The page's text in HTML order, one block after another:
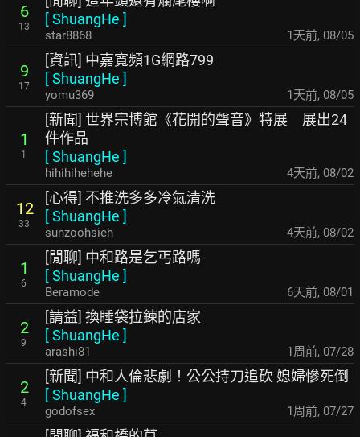
6
13
[ShuangHe ]
star8868 1天前, 08/05
9
17
[資訊] 中嘉寬頻1G網路799
[ShuangHe ]
yomu369 1天前, 08/05
1
1
[新聞] 世界宗博館《花開的聲音》特展 展出24
件作品
[ShuangHe ]
hihihihehehe 4天前, 08/02
12
33
[心得] 不推洗多多冷氣清洗
[ShuangHe ]
sunzoohsieh 4天前, 08/02
1
6
[閒聊] 中和路是乞丐路嗎
[ShuangHe ]
Beramode 6天前, 08/01
2
9
[請益] 換睡袋拉鍊的店家
[ShuangHe ]
arashi81 1周前, 07/28
2
4
[新聞] 中和人倫悲劇！公公持刀追砍 媳婦慘死倒
[ShuangHe ]
godofsex 1周前, 07/27